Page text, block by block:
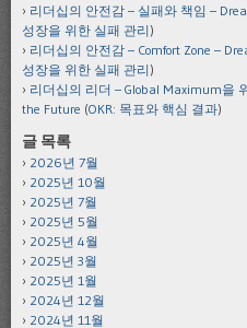
리더십의 안전감 – 실패와 책임 –
성장을 위한 실패 관리)
리더십의 안전감 – Comfort Zone –
성장을 위한 실패 관리)
리더십의 리더 – Global Maximum을
the Future (OKR: 목표와 핵심 결과)
글 목록
2026년 7월
2025년 10월
2025년 7월
2025년 5월
2025년 4월
2025년 3월
2025년 1월
2024년 12월
2024년 11월